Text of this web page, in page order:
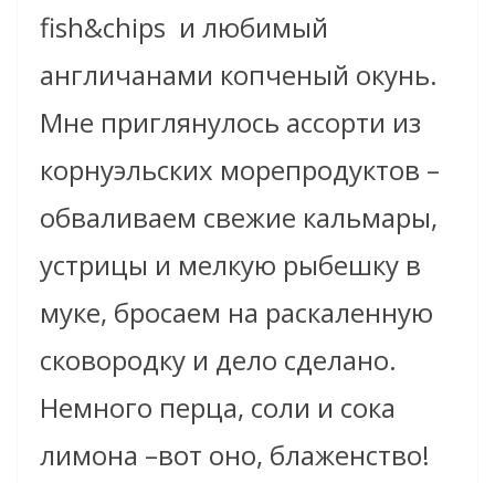
fish&chips и любимый
англичанами копченый окунь.
Мне приглянулось ассорти из
корнуэльских морепродуктов –
обваливаем свежие кальмары,
устрицы и мелкую рыбешку в
муке, бросаем на раскаленную
сковородку и дело сделано.
Немного перца, соли и сока
лимона –вот оно, блаженство!